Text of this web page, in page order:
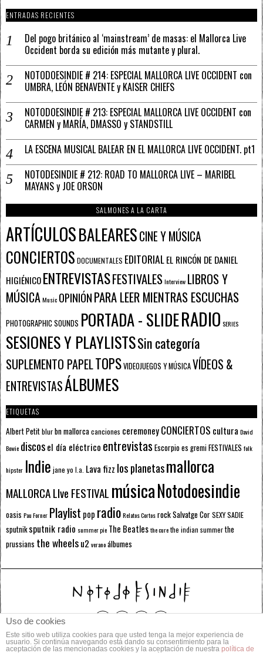
ENTRADAS RECIENTES
Del pogo británico al ‘mainstream’ de masas: el Mallorca Live
Occident borda su edición más mutante y plural.
NOTODOESINDIE # 214: ESPECIAL MALLORCA LIVE OCCIDENT con
UMBRA, LEÓN BENAVENTE y KAISER CHIEFS
NOTODOESINDIE # 213: ESPECIAL MALLORCA LIVE OCCIDENT con
CARMEN y MARÍA, DMASSO y STANDSTILL
LA ESCENA MUSICAL BALEAR EN EL MALLORCA LIVE OCCIDENT. pt1
NOTODESINDIE # 212: ROAD TO MALLORCA LIVE – MARIBEL
MAYANS y JOE ORSON
SALMONES A LA CARTA
ARTÍCULOSBALEARESCINE Y MÚSICA
CONCIERTOS DOCUMENTALES EDITORIALEL RINCÓN DE DANIEL
HIGIÉNICOENTREVISTASFESTIVALESInterview LIBROS Y
MÚSICAMusic OPINIÓNPARA LEER MIENTRAS ESCUCHAS
PHOTOGRAPHIC SOUNDS PORTADA - SLIDERADIO SERIES
SESIONES Y PLAYLISTSSin categoría
SUPLEMENTO PAPELTOPSVIDEOJUEGOS Y MÚSICAVÍDEOS &
ENTREVISTASÁLBUMES
ETIQUETAS
Albert Petitblurbn mallorcacanciones ceremoneyCONCIERTOS cultura David
Bowie discosel día eléctrico entrevistas Escorpioes gremiFESTIVALES folk
hipster Indie jane yo l.a. Lava fizz los planetasmallorca
MALLORCA LIve FESTIVAL músicaNotodoesindie
oasis Pau Forner Playlist pop radioRelatos CortosrockSalvatge CorSEXY SADIE
sputnik sputnik radio summer pie The Beatlesthe curethe indian summerthe
prussians the wheelsu2 veranoálbumes
© 2014 Todos los derechos reservados.
Uso de cookies
Este sitio web utiliza cookies para que usted tenga la mejor experiencia de
usuario. Si continúa navegando está dando su consentimiento para la
aceptación de las mencionadas cookies y la aceptación de nuestra política de